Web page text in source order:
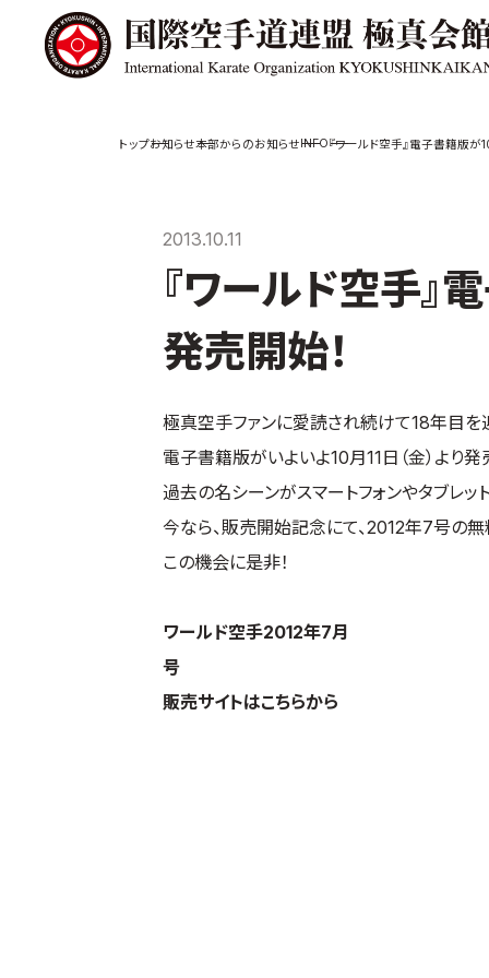
大山倍達総裁 紹
介
介
極真の歴史
国際空
ついて
お知らせ本部からのお知らせINFO『ワールド空手』電子書籍版が
2013.10.11
『ワールド空手』
発売開始！
極真空手ファンに愛読され続けて18年目を
電子書籍版がいよいよ10月11日（金）より発
過去の名シーンがスマートフォンやタブレッ
今なら、販売開始記念にて、2012年7号の
この機会に是非！
ワールド空手2012年7月
号
販売サイトはこちらから